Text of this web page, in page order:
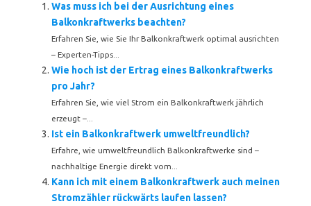
Was muss ich bei der Ausrichtung eines
Balkonkraftwerks beachten?
Erfahren Sie, wie Sie Ihr Balkonkraftwerk optimal ausrichten
– Experten-Tipps...
Wie hoch ist der Ertrag eines Balkonkraftwerks
pro Jahr?
Erfahren Sie, wie viel Strom ein Balkonkraftwerk jährlich
erzeugt –...
Ist ein Balkonkraftwerk umweltfreundlich?
Erfahre, wie umweltfreundlich Balkonkraftwerke sind –
nachhaltige Energie direkt vom...
Kann ich mit einem Balkonkraftwerk auch meinen
Stromzähler rückwärts laufen lassen?